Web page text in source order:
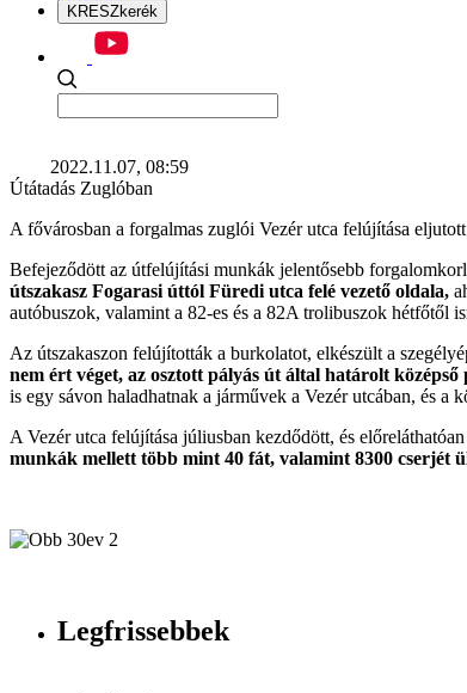
KRESZkerék
2022.11.07, 08:59
Útátadás Zuglóban
A fővárosban a forgalmas zuglói Vezér utca felújítása
Befejeződött az útfelújítási munkák jelentősebb
útszakasz Fogarasi úttól Füredi utca felé vezető oldala,
autóbuszok, valamint a 82-es és a 82A trolibuszok hétfőtől
Az útszakaszon felújították a burkolatot, elkészült a
nem ért véget, az osztott pályás út által határolt
is egy sávon haladhatnak a járművek a Vezér utcában, és
A Vezér utca felújítása júliusban kezdődött, és
munkák mellett több mint 40 fát, valamint 8300 cserjét
Legfrissebbek